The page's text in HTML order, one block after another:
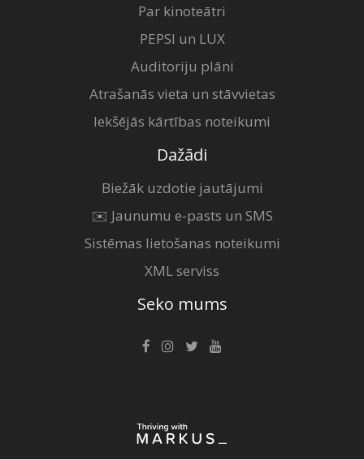
Par kinoteātri
PEPSI un LUX
Auditoriju plāni
Atrašanās vieta un stāvvietas
Iekšējās kārtības noteikumi
Dažādi
Biežāk uzdotie jautājumi
✉️ Jaunumu e-pasts un SMS
Sistēmas lietošanas noteikumi
XML serviss
Seko mums